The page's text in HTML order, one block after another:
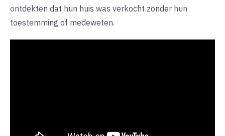
ontdekten dat hun huis was verkocht zonder hun
toestemming of medeweten.